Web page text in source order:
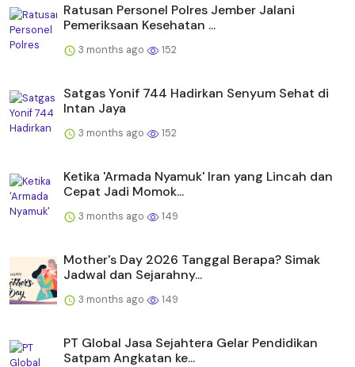
Ratusan Personel Polres Jember Jalani
Pemeriksaan Kesehatan ...
3 months ago 152
Satgas Yonif 744 Hadirkan Senyum Sehat di
Intan Jaya
3 months ago 152
Ketika 'Armada Nyamuk' Iran yang Lincah dan
Cepat Jadi Momok...
3 months ago 149
Mother's Day 2026 Tanggal Berapa? Simak
Jadwal dan Sejarahny...
3 months ago 149
PT Global Jasa Sejahtera Gelar Pendidikan
Satpam Angkatan ke...